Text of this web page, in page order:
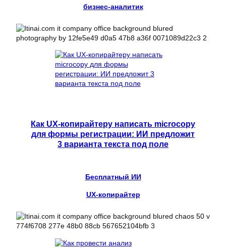
бизнес-аналитик
Как UX-копирайтеру написать microcopy
для формы регистрации: ИИ предложит
3 варианта текста под поле
Бесплатный ИИ
UX-копирайтер